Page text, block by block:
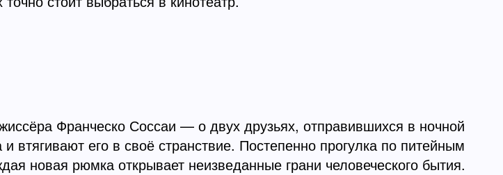
Франческо Соссаи — о двух друзьях, отправившихся в ночной
втягивают его в своё странствие. Постепенно прогулка по питейным
новая рюмка открывает неизведанные грани человеческого бытия.